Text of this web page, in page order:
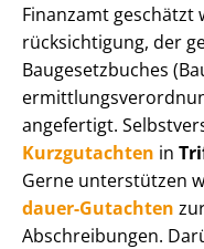
Finanzamt
rück­sich­ti­gung, der
Baugesetzbuches
angefertigt.
Kurzgutachten in
Gerne unterstützen
dau­er-Gutachten
Abschreibungen.